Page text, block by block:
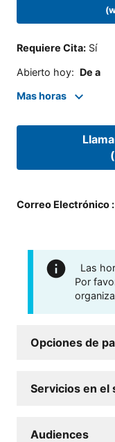
Requiere Cita: Sí
Abierto hoy: De a
Mas horas
Correo Electrónico :
Las
Por
Opciones de
Servicios en el
Audiences